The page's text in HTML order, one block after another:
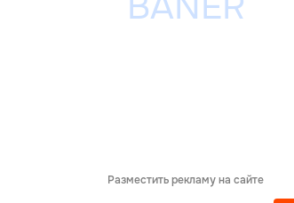
Разместить рекламу на сайте